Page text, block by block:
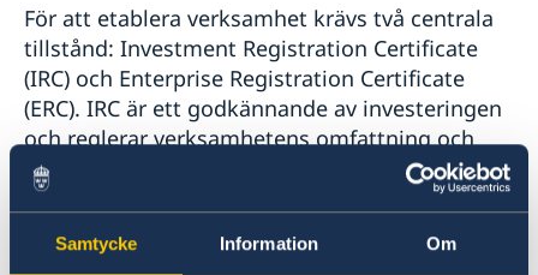
Samtycke Information Om
För att etablera verksamhet krävs två centrala
tillstånd: Investment Registration Certificate
(IRC) och Enterprise Registration Certificate
(ERC). IRC är ett godkännande av investeringen
och reglerar verksamhetens omfattning och
villkor, medan ERC registrerar företaget som
juridisk person i Vietnam. En fysisk affärsadress
skatteaspekter och eventuella incitament. Det